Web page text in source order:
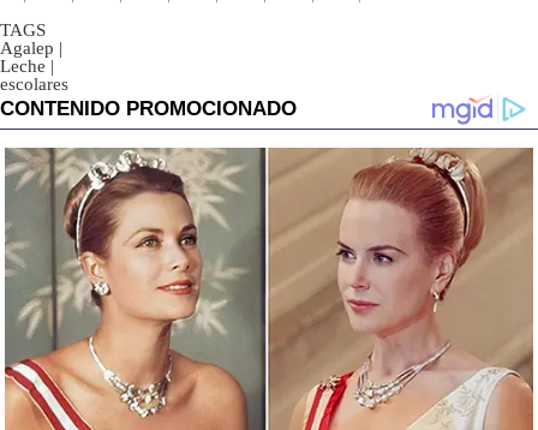
TAGS
Agalep |
Leche |
escolares